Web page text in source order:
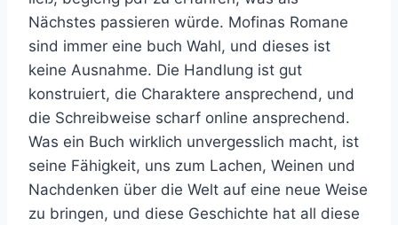
Nächstes passieren würde. Mofinas Romane
sind immer eine buch Wahl, und dieses ist
keine Ausnahme. Die Handlung ist gut
konstruiert, die Charaktere ansprechend, und
die Schreibweise scharf online ansprechend.
Was ein Buch wirklich unvergesslich macht, ist
seine Fähigkeit, uns zum Lachen, Weinen und
Nachdenken über die Welt auf eine neue Weise
zu bringen, und diese Geschichte hat all diese